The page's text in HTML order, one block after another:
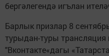
бергәлегендә игълан
Барлык призлар 8
турыдан-туры
"Вконтакте«дагы